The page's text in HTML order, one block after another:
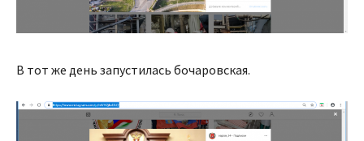
В тот же день запустилась бочаровская.